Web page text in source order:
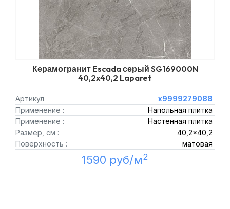
Керамогранит Escada серый SG169000N
40,2x40,2 Laparet
Артикул
х9999279088
Применение :
Напольная плитка
Применение :
Настенная плитка
Размер, см :
40,2x40,2
Поверхность :
матовая
1590 руб/м2